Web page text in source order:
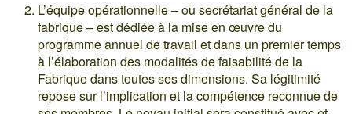
L’équipe opérationnelle – ou secrétariat général de la
fabrique – est dédiée à la mise en œuvre du
programme annuel de travail et dans un premier temps
à l’élaboration des modalités de faisabilité de la
Fabrique dans toutes ses dimensions. Sa légitimité
repose sur l’implication et la compétence reconnue de